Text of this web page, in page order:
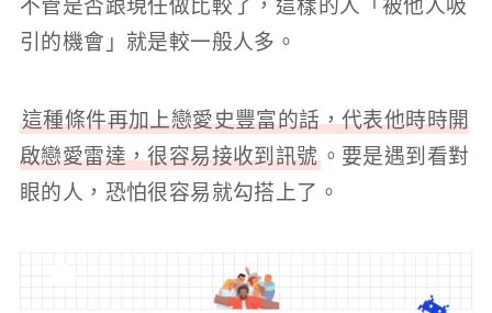
不管是否跟現任做比較了，這樣的人「被他人吸
引的機會」就是較一般人多。
這種條件再加上戀愛史豐富的話，代表他時時開
啟戀愛雷達，很容易接收到訊號。要是遇到看對
眼的人，恐怕很容易就勾搭上了。